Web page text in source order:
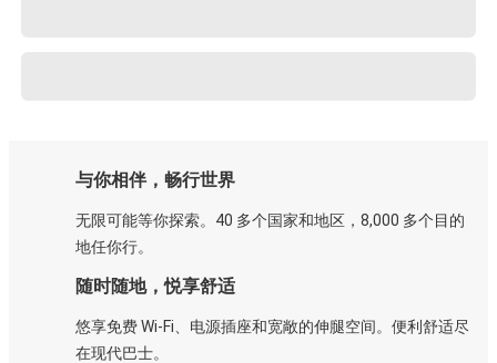
与你相伴，畅行世界
无限可能等你探索。40 多个国家和地区，8,000 多个目的
地任你行。
随时随地，悦享舒适
悠享免费 Wi-Fi、电源插座和宽敞的伸腿空间。便利舒适尽
在现代巴士。